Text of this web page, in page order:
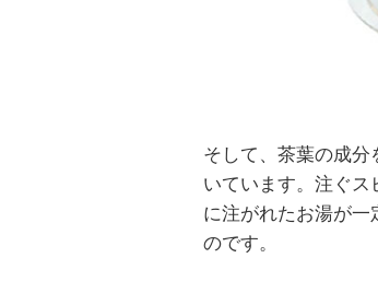
そして、茶葉の成
いています。注ぐ
に注がれたお湯が
のです。